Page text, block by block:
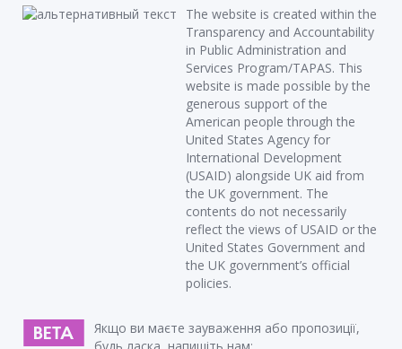
The website is created within the
Transparency and Accountability
in Public Administration and
Services Program/TAPAS. This
website is made possible by the
generous support of the
American people through the
United States Agency for
International Development
(USAID) alongside UK aid from
the UK government. The
contents do not necessarily
reflect the views of USAID or the
United States Government and
the UK government’s official
policies.
Якщо ви маєте зауваження або пропозиції,